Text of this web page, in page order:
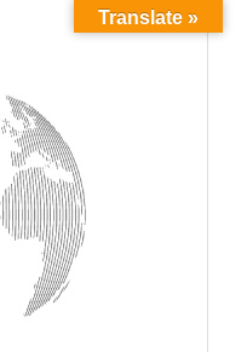
Translate »